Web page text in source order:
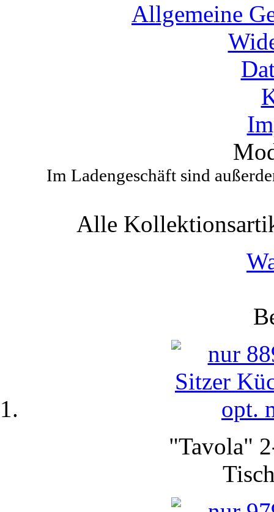
Allgemeine
Im Ladengeschäft sind
Alle
"Tavola"